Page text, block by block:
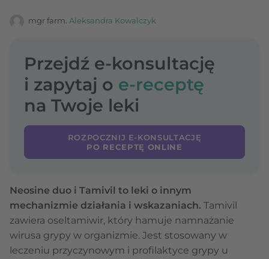
mgr farm. Aleksandra Kowalczyk
Przejdź e-konsultację
i zapytaj o e-receptę
na Twoje leki
ROZPOCZNIJ E-KONSULTACJĘ
PO RECEPTĘ ONLINE
Neosine duo i Tamivil to leki o innym
mechanizmie działania i wskazaniach. Tamivil
zawiera oseltamiwir, który hamuje namnażanie
wirusa grypy w organizmie. Jest stosowany w
leczeniu przyczynowym i profilaktyce grypy u